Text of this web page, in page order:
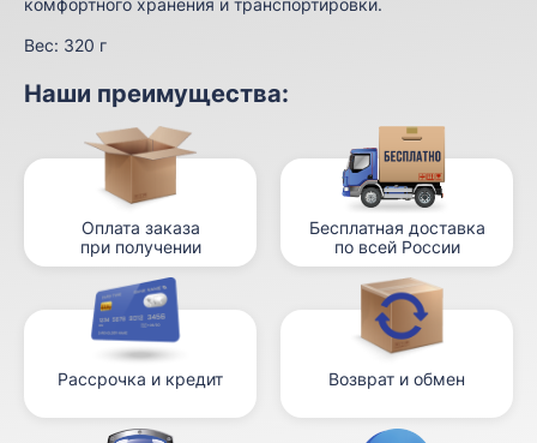
Вес: 320 г
Наши преимущества:
Оплата заказа
при получении
Бесплатная доставка
по всей России
Рассрочка и кредит Возврат и обмен